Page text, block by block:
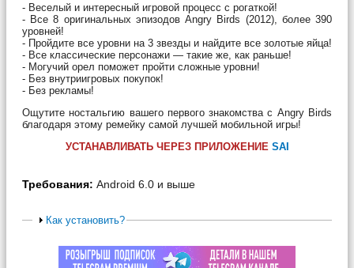
- Веселый и интересный игровой процесс с рогаткой!
- Все 8 оригинальных эпизодов Angry Birds (2012), более 390
уровней!
- Пройдите все уровни на 3 звезды и найдите все золотые яйца!
- Все классические персонажи — такие же, как раньше!
- Могучий орел поможет пройти сложные уровни!
- Без внутриигровых покупок!
- Без рекламы!
Ощутите ностальгию вашего первого знакомства с Angry Birds
благодаря этому ремейку самой лучшей мобильной игры!
УСТАНАВЛИВАТЬ ЧЕРЕЗ ПРИЛОЖЕНИЕ SAI
Требования: Android 6.0 и выше
Как установить?